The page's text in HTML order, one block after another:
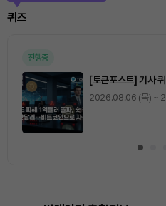
퀴즈
진행중
[토큰포스트] 기사
2026.08.06 (목) ~